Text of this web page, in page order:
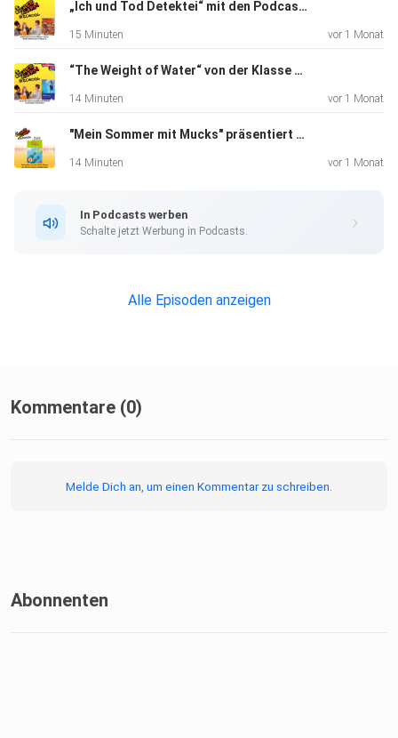
„Ich und Tod Detektei“ mit den Podcast Kids der IGS Bertolt Brecht in Schwerin
15 Minuten vor 1 Monat
“The Weight of Water“ von der Klasse Ec der Gerhart-Hauptmann-Schule in Griesheim
14 Minuten vor 1 Monat
"Mein Sommer mit Mucks" präsentiert von der Merianschule Seligenstadt
14 Minuten vor 1 Monat
In Podcasts werben
Schalte jetzt Werbung in Podcasts.
Alle Episoden anzeigen
Kommentare (0)
Melde Dich an, um einen Kommentar zu schreiben.
Abonnenten